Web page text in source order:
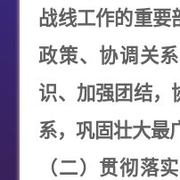
战线工作的重要
政策、协调关
识、加强团结，
系，巩固壮大最
（二）贯彻落